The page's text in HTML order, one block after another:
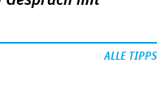
ALLE TIPPS